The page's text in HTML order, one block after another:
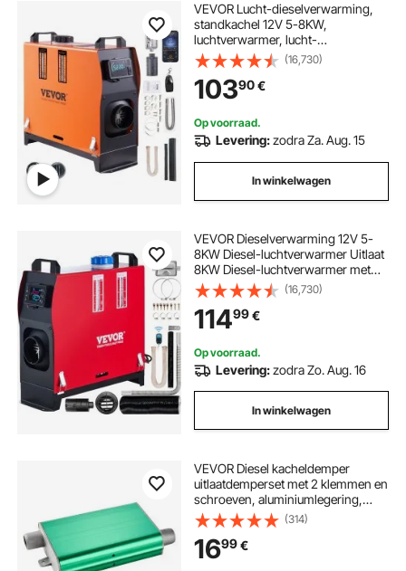
VEVOR Lucht-dieselverwarming,
standkachel 12V 5-8KW,
luchtverwarmer, lucht-
dieselverwarming, standkachel,
luchtverwarmer, 0,16-0,62 l/u.
Dieselverwarming met LCD-
scherm en afstandsbediening.
Lucht-dieselverwarming, bus,
vrachtwagen, enz.
(16,730)
10390€
Op voorraad.
Levering:zodra Za. Aug. 15
In winkelwagen
VEVOR Dieselverwarming 12V 5-
8KW Diesel-luchtverwarmer Uitlaat
8KW Diesel-luchtverwarmer met
afstandsbediening & LCD-
thermostaatmonitor voor
autotrucks Motorhome Boot en bus
(16,730)
11499€
Op voorraad.
Levering:zodra Zo. Aug. 16
In winkelwagen
VEVOR Diesel kacheldemper
uitlaatdemperset met 2 klemmen en
schroeven, aluminiumlegering,
parkeerverwarmingsgeluiddemper
voor 2 kW / 5 kW / 8 kW
parkeerverwarming
(314)
1699€